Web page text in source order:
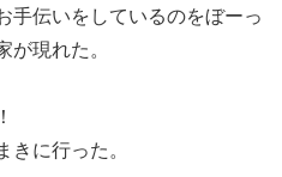
手伝いをしているのをぼーっ
が現れた。
きに行った。